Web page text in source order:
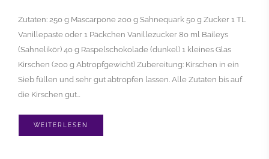
Zutaten: 250 g Mascarpone 200 g Sahnequark 50 g Zucker 1 TL
Vanillepaste oder 1 Päckchen Vanillezucker 80 ml Baileys
(Sahnelikör) 40 g Raspelschokolade (dunkel) 1 kleines Glas
Kirschen (200 g Abtropfgewicht) Zubereitung: Kirschen in ein
Sieb füllen und sehr gut abtropfen lassen. Alle Zutaten bis auf
die Kirschen gut…
WEITERLESEN